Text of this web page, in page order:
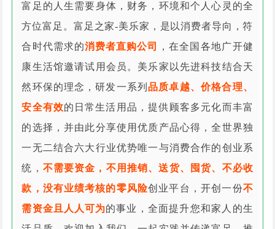
富足的人生需要身体，财务，环境和个人心灵的全
方位富足。富足之家-美乐家，是以消费者导向，符
合时代需求的消费者直购公司
，在全国各地广开健
康生活馆邀请试用会员。美乐家以先进科技结合天
然环保的理念，研发一系列 品质卓越、价格合理、
安全有效的日常生活用品，提供顾客多元化而丰富
的选择，并由此分享使用优质产品心得，全世界独
一无二结合六大行业优势唯一与消费合作的创业系
统， 不需要资金，不用推销、送货、囤货、不必收
款，没有业绩考核的零风险创业平台，开创一份不
需资金且人人可为的事业，全面提升您和家人的生